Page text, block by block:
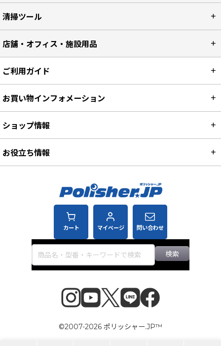
清掃ツール
店舗・オフィス・施設用品
カート マイページ 問い合わせ
検索
ご利用ガイド
お買い物インフォメーション
ショップ情報
お役立ち情報
©2007-2026 ポリッシャー.JP™